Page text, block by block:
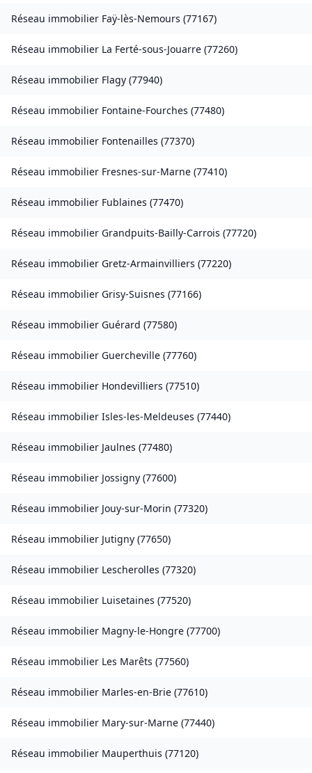
Réseau immobilier Faÿ-lès-Nemours (77167)
Réseau immobilier La Ferté-sous-Jouarre (77260)
Réseau immobilier Flagy (77940)
Réseau immobilier Fontaine-Fourches (77480)
Réseau immobilier Fontenailles (77370)
Réseau immobilier Fresnes-sur-Marne (77410)
Réseau immobilier Fublaines (77470)
Réseau immobilier Grandpuits-Bailly-Carrois (77720)
Réseau immobilier Gretz-Armainvilliers (77220)
Réseau immobilier Grisy-Suisnes (77166)
Réseau immobilier Guérard (77580)
Réseau immobilier Guercheville (77760)
Réseau immobilier Hondevilliers (77510)
Réseau immobilier Isles-les-Meldeuses (77440)
Réseau immobilier Jaulnes (77480)
Réseau immobilier Jossigny (77600)
Réseau immobilier Jouy-sur-Morin (77320)
Réseau immobilier Jutigny (77650)
Réseau immobilier Lescherolles (77320)
Réseau immobilier Luisetaines (77520)
Réseau immobilier Magny-le-Hongre (77700)
Réseau immobilier Les Marêts (77560)
Réseau immobilier Marles-en-Brie (77610)
Réseau immobilier Mary-sur-Marne (77440)
Réseau immobilier Mauperthuis (77120)